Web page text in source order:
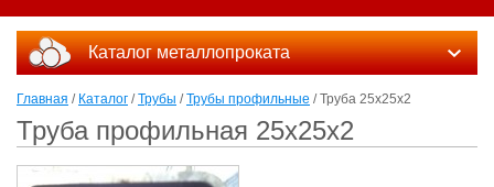
Каталог металлопроката
Главная / Каталог /Трубы /Трубы профильные / Труба 25х25х2
Труба профильная 25х25х2